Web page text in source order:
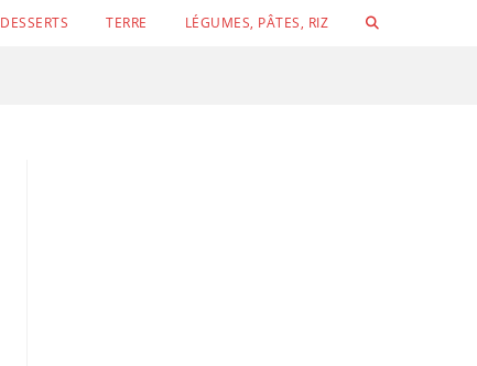
DESSERTS TERRE LÉGUMES, PÂTES, RIZ TOGGLE